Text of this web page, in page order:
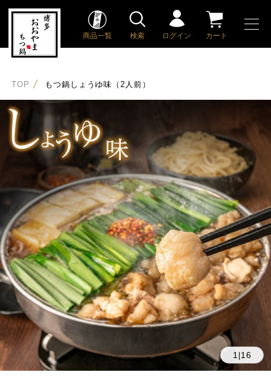
商品一覧 検索 ログイン カート
TOP もつ鍋しょうゆ味（2人前）
1 |16